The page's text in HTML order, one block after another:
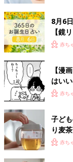
8月6
【鏡
赤ち
【漫
はい
る……
赤ち
子ど
り麦
のコ赤ち